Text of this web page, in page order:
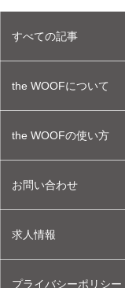
すべての記事
the WOOFについて
the WOOFの使い方
お問い合わせ
求人情報
プライバシーポリシー